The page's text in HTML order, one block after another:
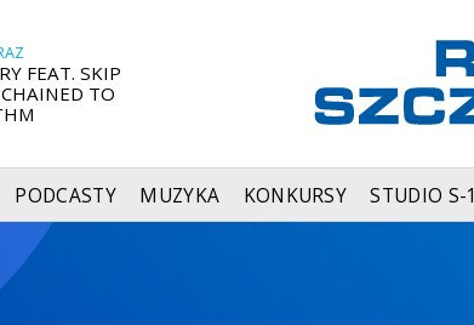
FEAT. SKIP
TO
PODCASTY MUZYKA KONKURSY STUDIO S-1